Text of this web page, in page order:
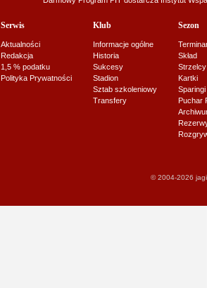
Serwis
Aktualności
Redakcja
1,5 % podatku
Polityka Prywatności
Klub
Informacje ogólne
Historia
Sukcesy
Stadion
Sztab szkoleniowy
Transfery
Sezon
Skład
Strzelcy
Kartki
Sparingi
Puchar
© 2004-2026